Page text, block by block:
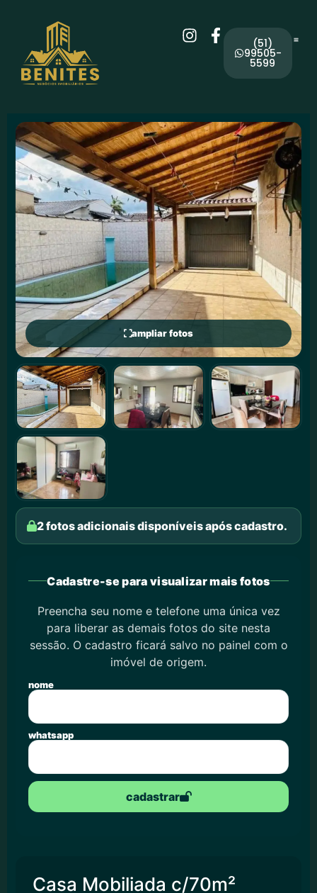
(51)
99505-
5599
ampliar fotos
2 fotos adicionais disponíveis após cadastro.
Cadastre-se para visualizar mais fotos
Preencha seu nome e telefone uma única vez
para liberar as demais fotos do site nesta
sessão. O cadastro ficará salvo no painel com o
imóvel de origem.
nome
whatsapp
cadastrar
Casa Mobiliada c/70m²